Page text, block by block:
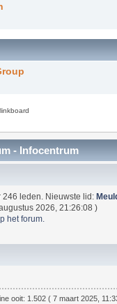
- Infocentrum
246 leden. Nieuwste lid:
2026, 21:26:08 )
het forum.
ooit: 1.502 ( 7 maart 2025,